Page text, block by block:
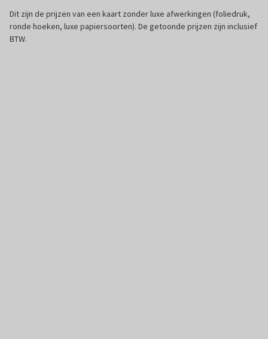
Dit zijn de prijzen van een kaart zonder luxe afwerkingen (foliedruk,
ronde hoeken, luxe papiersoorten). De getoonde prijzen zijn inclusief
BTW.